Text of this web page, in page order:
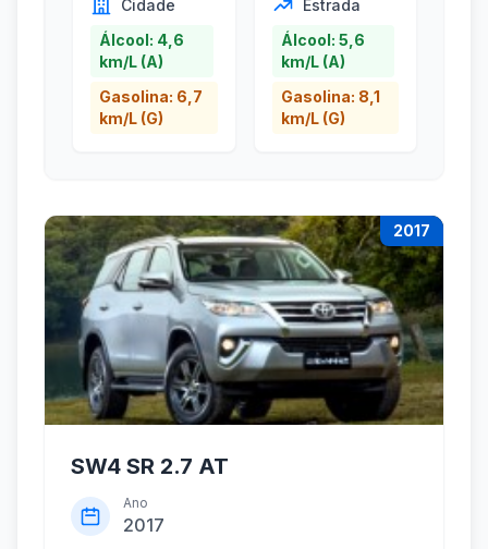
Cidade
Álcool: 4,6
km/L (A)
Gasolina: 6,7
km/L (G)
Estrada
Álcool: 5,6
km/L (A)
Gasolina: 8,1
km/L (G)
2017
SW4 SR 2.7 AT
Ano
2017